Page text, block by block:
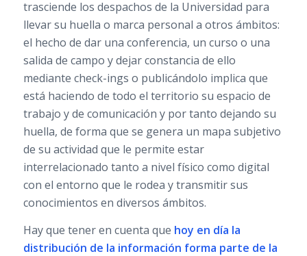
trasciende los despachos de la Universidad para
llevar su huella o marca personal a otros ámbitos:
el hecho de dar una conferencia, un curso o una
salida de campo y dejar constancia de ello
mediante check-ings o publicándolo implica que
está haciendo de todo el territorio su espacio de
trabajo y de comunicación y por tanto dejando su
huella, de forma que se genera un mapa subjetivo
de su actividad que le permite estar
interrelacionado tanto a nivel físico como digital
con el entorno que le rodea y transmitir sus
conocimientos en diversos ámbitos.
Hay que tener en cuenta que hoy en día la
distribución de la información forma parte de la